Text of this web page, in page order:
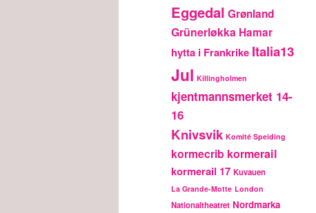
Eggedal Grønland
Grünerløkka Hamar
hytta i Frankrike Italia13
Jul Killingholmen
kjentmannsmerket 14-
16
Knivsvik Komité Speiding
kormecrib kormerail
kormerail 17 Kuvauen
La Grande-Motte London
Nationaltheatret Nordmarka